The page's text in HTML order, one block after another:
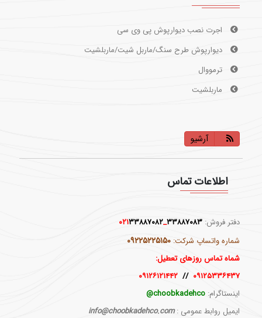
اجرت نصب دیوارپوش پی وی سی
دیوارپوش طرح سنگ/ماربل شیت/ماربلشیت
ترمووال
ماربلشیت
آرشیو
اطلاعات تماس
دفتر فروش: ۳۳۸۸۷۰۸۳_۰۲۱۳۳۸۸۷۰۸۲
شماره واتساپ شرکت: ۰۹۲۲۵۲۲۵۱۵۰
شماه تماس روزهای تعطیل:
۰۹۱۲۵۳۳۶۴۳۷ //
اینستاگرام: choobkadehco@
ایمیل روابط عمومی : info@choobkadehco.com